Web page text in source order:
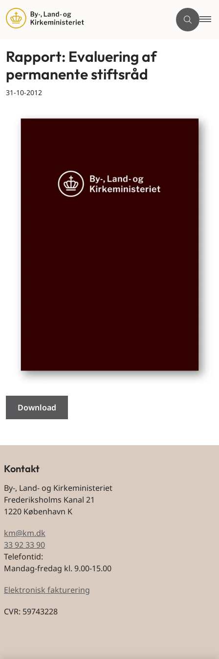
Rapport: Evaluering af
permanente stiftsråd
31-10-2012
Download
Kontakt
By-, Land- og Kirkeministeriet
Frederiksholms Kanal 21
1220 København K
km@km.dk
33 92 33 90
Telefontid:
Mandag-fredag kl. 9.00-15.00
Elektronisk fakturering
CVR: 59743228